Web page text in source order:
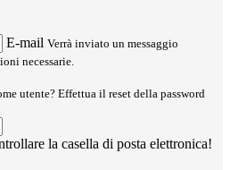
E-mail Verrà inviato un messaggio
necessarie.
utente? Effettua il reset della password
la casella di posta elettronica!